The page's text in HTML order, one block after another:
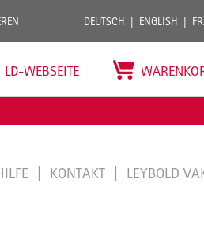
DEUTSCH ENGLISH
LD-WEBSEITE
KONTAKT LEYBOLD